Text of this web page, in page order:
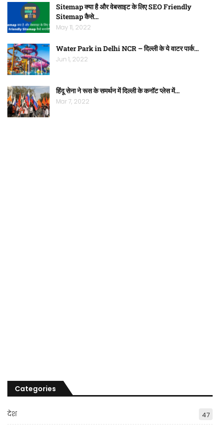
Sitemap क्या है और वेबसाइट के लिए SEO Friendly
Sitemap कैसे…
May 11, 2022
Water Park in Delhi NCR – दिल्ली के ये वाटर पार्क…
Jun 1, 2022
हिंदू सेना ने रूस के समर्थन में दिल्ली के कनॉट प्लेस में…
Mar 7, 2022
Categories
देश 47